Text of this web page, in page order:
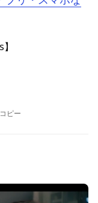
ピー